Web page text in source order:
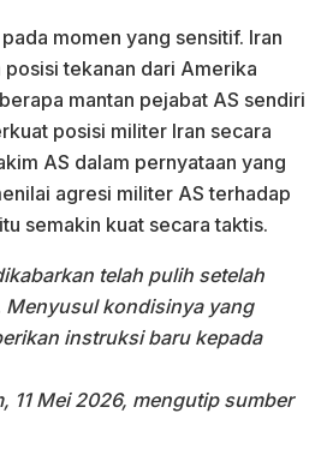
momen yang sensitif. Iran
posisi tekanan dari Amerika
mantan pejabat AS sendiri
posisi militer Iran secara
AS dalam pernyataan yang
agresi militer AS terhadap
semakin kuat secara taktis.
telah pulih setelah
Menyusul kondisinya yang
instruksi baru kepada
11 Mei 2026, mengutip sumber